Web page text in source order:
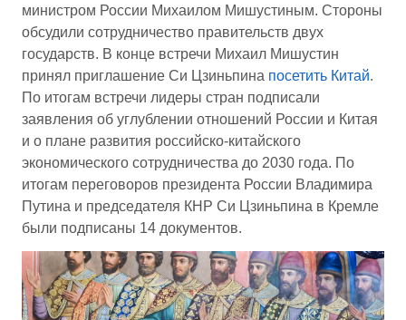
министром России Михаилом Мишустиным. Стороны
обсудили сотрудничество правительств двух
государств. В конце встречи Михаил Мишустин
принял приглашение Си Цзиньпина посетить Китай.
По итогам встречи лидеры стран подписали
заявления об углублении отношений России и Китая
и о плане развития российско-китайского
экономического сотрудничества до 2030 года. По
итогам переговоров президента России Владимира
Путина и председателя КНР Си Цзиньпина в Кремле
были подписаны 14 документов.